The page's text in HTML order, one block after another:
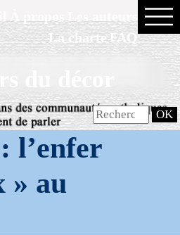
La charte FAQ
du décor
l’enfer
» au